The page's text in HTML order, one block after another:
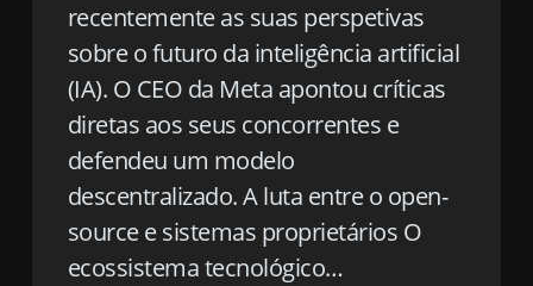
recentemente as suas perspetivas
sobre o futuro da inteligência artificial
(IA). O CEO da Meta apontou críticas
diretas aos seus concorrentes e
defendeu um modelo
descentralizado. A luta entre o open-
source e sistemas proprietários O
ecossistema tecnológico…